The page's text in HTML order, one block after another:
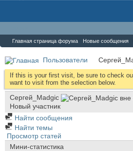
Главная страница форума Новые сообщения
Пользователи
If this is your first visit, be sure to check
want to visit from the selection below.
Сергей_Madgic
Новый участник
Найти сообщения
Найти темы
Просмотр статей
Мини-статистика